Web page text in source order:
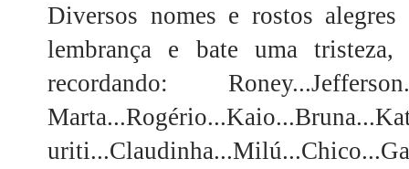
Diversos nomes e rostos
lembrança e bate uma
recordando: